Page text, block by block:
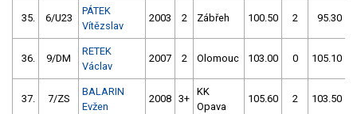
35. 6/U23
PÁTEK
Vítězslav
2003 2 Zábřeh 100.50 2 95.30
36. 9/DM
RETEK
Václav
2007 2 Olomouc 103.00 0 105.10
37. 7/ZS
BALARIN
Evžen
2008 3+
KK
Opava
105.60 2 103.50